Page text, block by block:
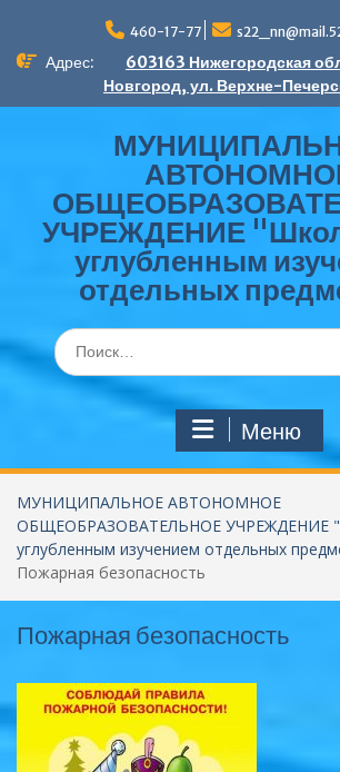
содержимому
460-17-77
Адрес:
603163 Нижегородская
Новгород, ул. Верхне-
УЧРЕЖДЕНИЕ
углубленным
отдельных
Поиск
по:
Меню
МУНИЦИПАЛЬНОЕ АВТОНОМНОЕ
ОБЩЕОБРАЗОВАТЕЛЬНОЕ УЧРЕЖДЕНИЕ
углубленным изучением отдельных
Пожарная безопасность
Пожарная безопасность